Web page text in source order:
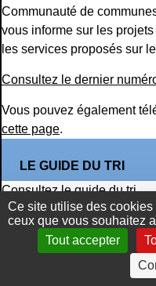
Ce site utilise des
ceux que vous souhaitez
Tout accepter
Communauté de
vous informe sur les
les services proposés sur
Consultez le dernier
Vous pouvez également
cette page.
LE GUIDE DU TRI
Consultez le guide du tri
Le guide est également
pouvez le récupérer à la